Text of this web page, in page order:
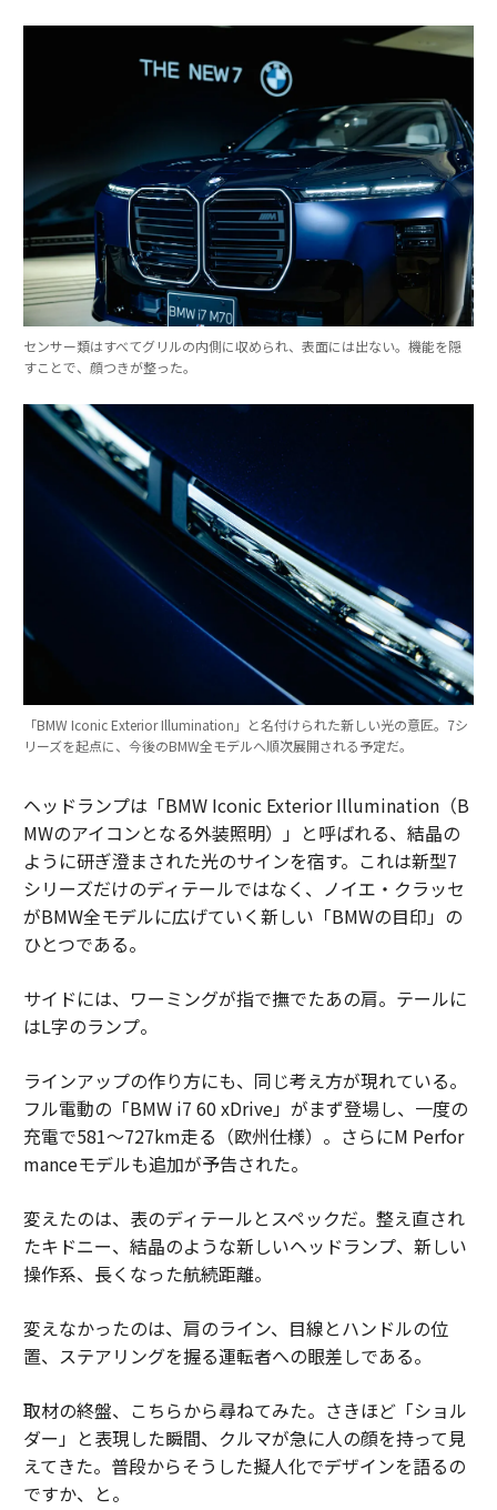
センサー類はすべてグリルの内側に収められ、表面には出ない。機能を隠
すことで、顔つきが整った。
「BMW Iconic Exterior Illumination」と名付けられた新しい光の意匠。7シ
リーズを起点に、今後のBMW全モデルへ順次展開される予定だ。
ヘッドランプは「BMW Iconic Exterior Illumination（B
MWのアイコンとなる外装照明）」と呼ばれる、結晶の
ように研ぎ澄まされた光のサインを宿す。これは新型7
シリーズだけのディテールではなく、ノイエ・クラッセ
がBMW全モデルに広げていく新しい「BMWの目印」の
ひとつである。
サイドには、ワーミングが指で撫でたあの肩。テールに
はL字のランプ。
ラインアップの作り方にも、同じ考え方が現れている。
フル電動の「BMW i7 60 xDrive」がまず登場し、一度の
充電で581〜727km走る（欧州仕様）。さらにM Perfor
manceモデルも追加が予告された。
変えたのは、表のディテールとスペックだ。整え直され
たキドニー、結晶のような新しいヘッドランプ、新しい
操作系、長くなった航続距離。
変えなかったのは、肩のライン、目線とハンドルの位
置、ステアリングを握る運転者への眼差しである。
取材の終盤、こちらから尋ねてみた。さきほど「ショル
ダー」と表現した瞬間、クルマが急に人の顔を持って見
えてきた。普段からそうした擬人化でデザインを語るの
ですか、と。